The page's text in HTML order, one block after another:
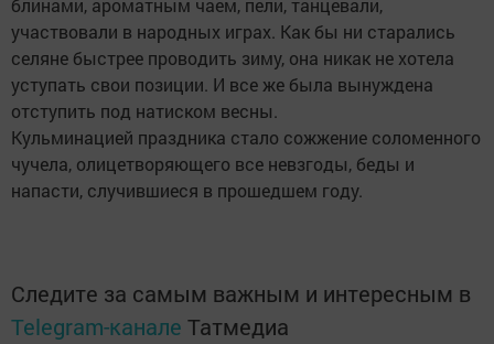
блинами, ароматным чаем, пели, танцевали,
участвовали в народных играх. Как бы ни старались
селяне быстрее проводить зиму, она никак не хотела
уступать свои позиции. И все же была вынуждена
отступить под натиском весны.
Кульминацией праздника стало сожжение соломенного
чучела, олицетворяющего все невзгоды, беды и
напасти, случившиеся в прошедшем году.
Следите за самым важным и интересным в
Telegram-канале Татмедиа